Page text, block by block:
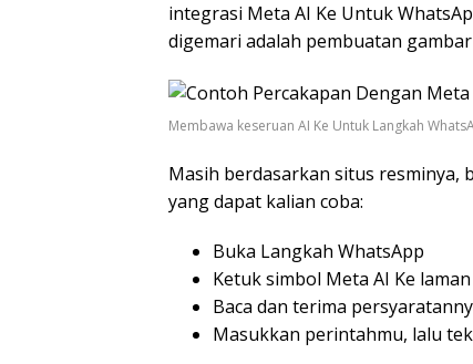
integrasi Meta AI Ke Untuk
digemari adalah pembuatan
Membawa keseruan AI Ke Untuk Langkah
Masih berdasarkan situs resminya,
yang dapat kalian coba:
Buka Langkah WhatsApp
Ketuk simbol Meta AI Ke
Baca dan terima
Masukkan perintahmu, lalu